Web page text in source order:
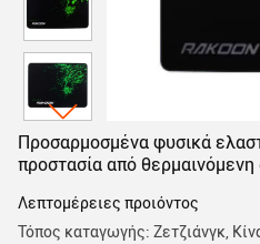
Προσαρμοσμένα φυσικά
προστασία από θερμαινόμενη
Λεπτομέρειες προιόντος
Τόπος καταγωγής: Ζετζιάνγκ,